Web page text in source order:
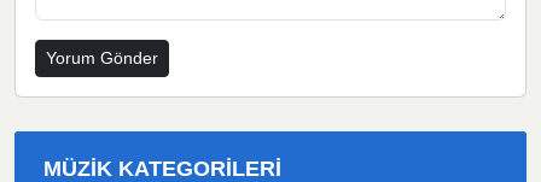
MÜZIK KATEGORILERI